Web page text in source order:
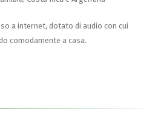
a internet, dotato di audio con cui
comodamente a casa.